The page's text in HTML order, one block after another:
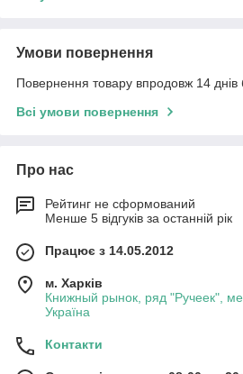
Умови повернення
Повернення товару впродовж 14 днів
Всі умови повернення
Про нас
Рейтинг не сформований
Менше 5 відгуків за останній рік
Працює з 14.05.2012
м. Харків
Книжный рынок, ряд "Ручеек",
Україна
Контакти